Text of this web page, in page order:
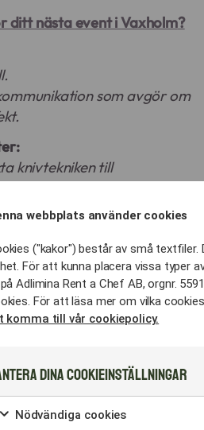
ditt nästa event iVaxholm?
som avgör om
knivtekniken till
emulsion (sås).
i Vaxholm
imorgon.
oss får alltid en närmare
vårt event.
i både hjärtat och magen.
tillsammans i Vaxholm
imorgon.
oss får alltid en närmare
webbplats använder cookies
("kakor") består av små textfiler.
För att kunna placera vissa typer
Adlimina Rent a Chef AB, orgnr.
För att läsa mer om vilka
komma till vår cookiepolicy.
dina cookieinställningar
Nödvändiga cookies